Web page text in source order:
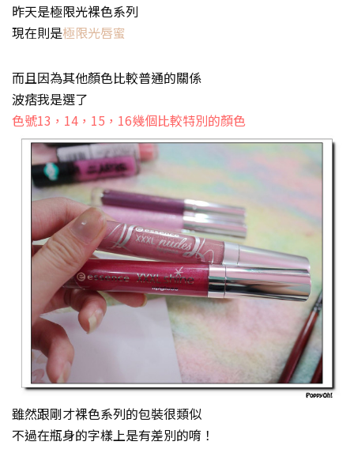
昨天是極限光裸色系列
現在則是極限光唇蜜
而且因為其他顏色比較普通的關係
波痞我是選了
色號13，14，15，16幾個比較特別的顏色
雖然跟剛才裸色系列的包裝很類似
不過在瓶身的字樣上是有差別的唷！